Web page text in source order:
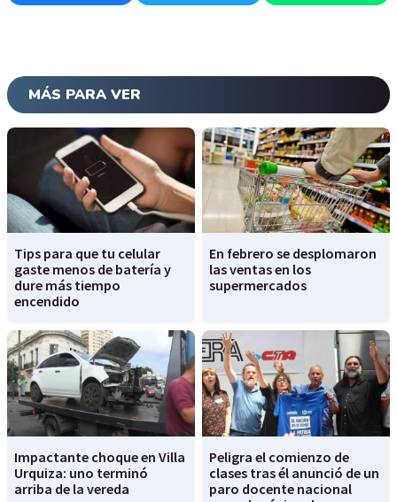
MÁS PARA VER
Tips para que tu celular
gaste menos de batería y
dure más tiempo
encendido
En febrero se desplomaron
las ventas en los
supermercados
Impactante choque en Villa
Urquiza: uno terminó
arriba de la vereda
Peligra el comienzo de
clases tras él anunció de un
paro docente nacional